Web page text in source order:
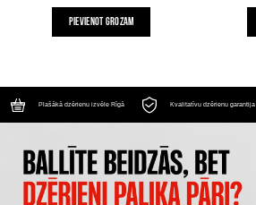
PIEVIENOT GROZAM
Plašākā dzērienu izvēle Rīgā Kvalitatīvu dzērienu garantija